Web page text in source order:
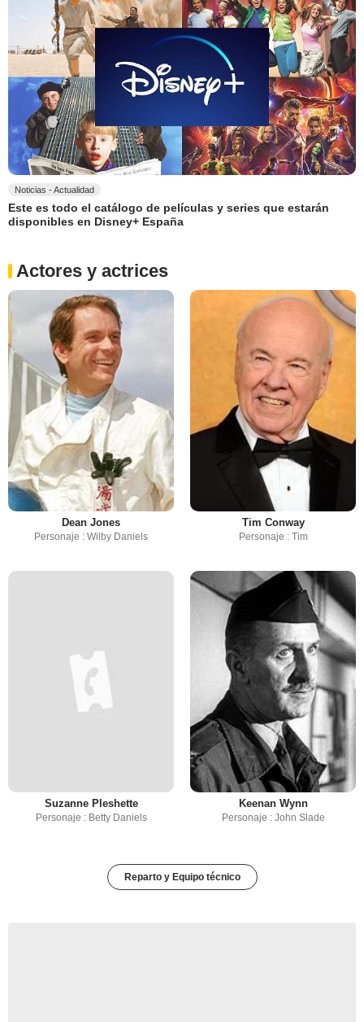
Noticias - Actualidad
Este es todo el catálogo de películas y series que estarán
disponibles en Disney+ España
Actores y actrices
Dean Jones
Personaje : Wilby Daniels
Tim Conway
Personaje : Tim
Suzanne Pleshette
Personaje : Betty Daniels
Keenan Wynn
Personaje : John Slade
Reparto y Equipo técnico